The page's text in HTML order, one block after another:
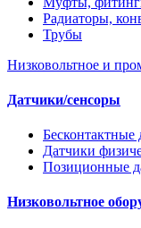
Радиаторы,
Трубы
Низковольтное и
Датчики/сенсоры
Бесконтактные
Датчики
Позиционные
Низковольтное